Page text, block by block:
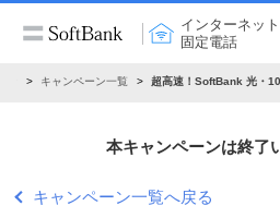
インターネット
固定電話
キャンペーン一覧 超高速！SoftBank 光・
本キャンペーンは終了
キャンペーン一覧へ戻る